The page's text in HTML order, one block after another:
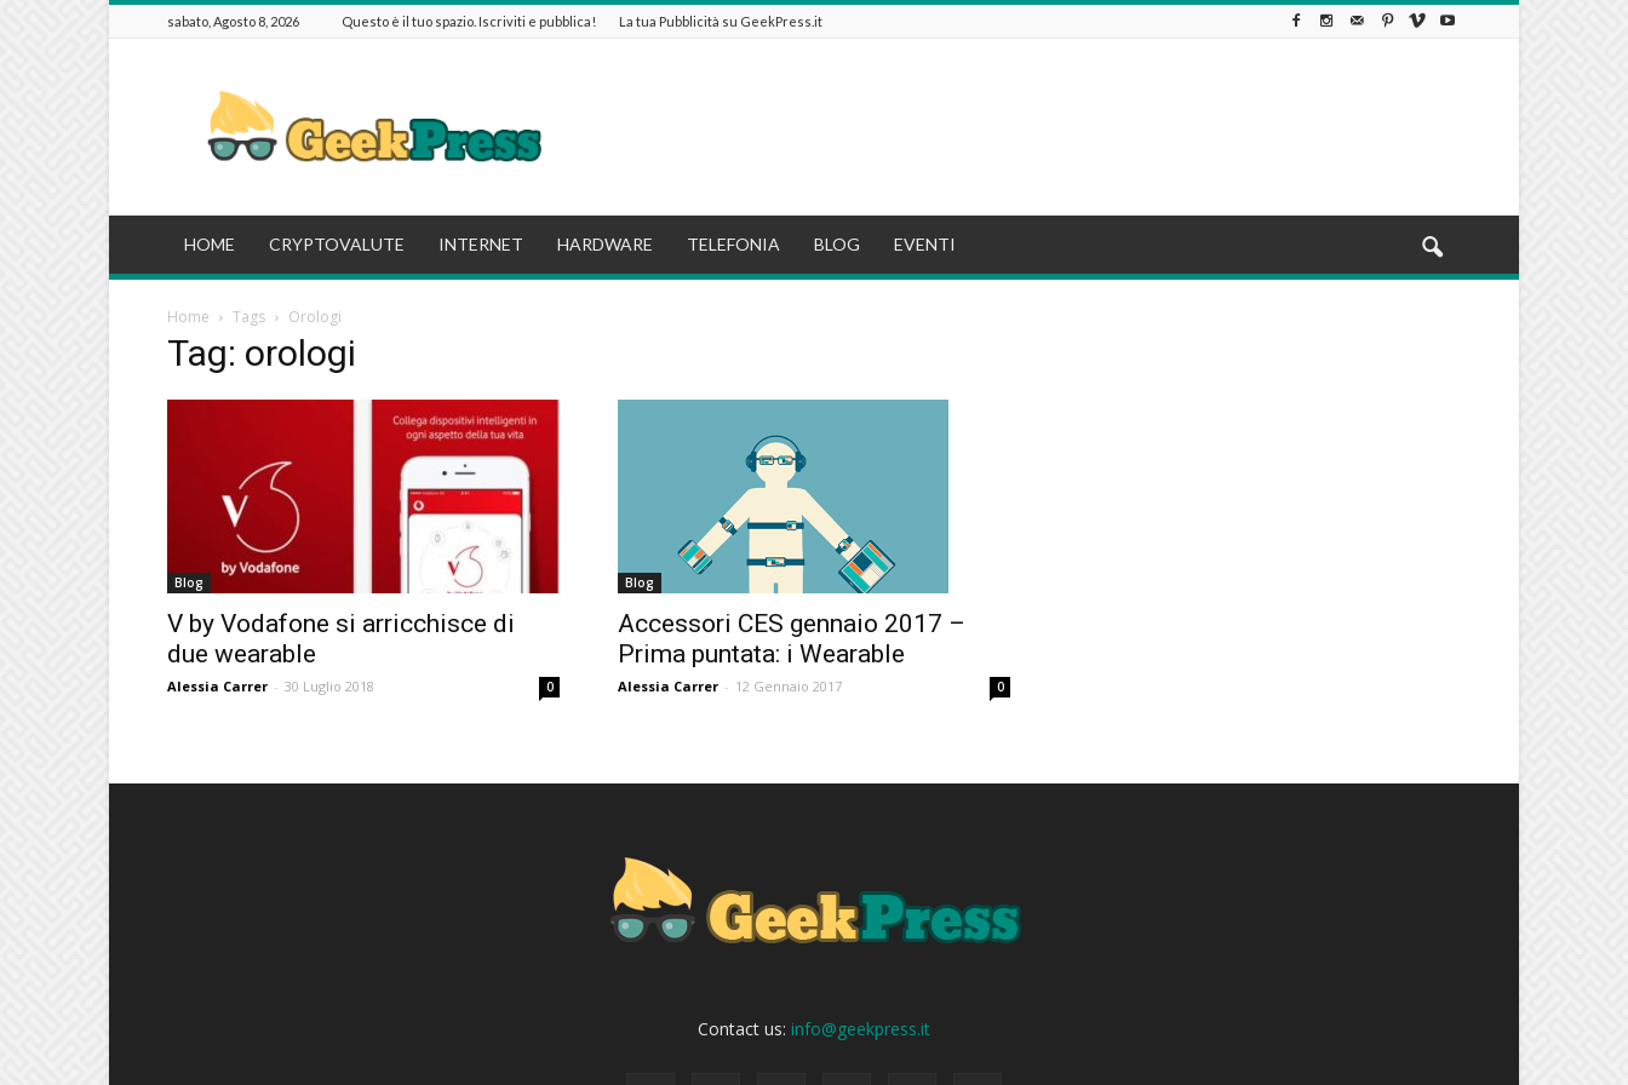
sabato, Agosto 8, 2026 Questo è il tuo spazio. Iscriviti e pubblica! La tua Pubblicità su GeekPress.it
HOME CRYPTOVALUTE INTERNET HARDWARE TELEFONIA BLOG EVENTI
Home Tags Orologi
Tag: orologi
Blog
V by Vodafone si arricchisce di
due wearable
Alessia Carrer - 30 Luglio 2018 0
Blog
Accessori CES gennaio 2017 –
Prima puntata: i Wearable
Alessia Carrer - 12 Gennaio 2017 0
Contact us: info@geekpress.it